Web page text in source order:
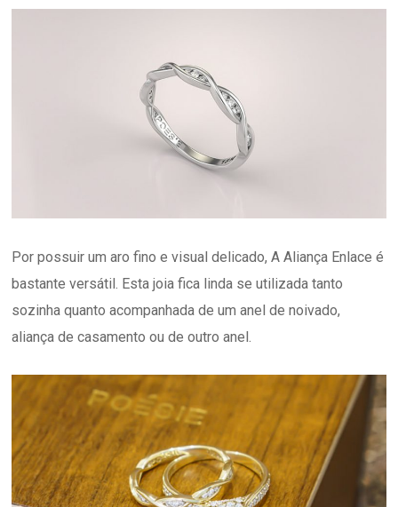
Por possuir um aro fino e visual delicado, A Aliança Enlace é
bastante versátil. Esta joia fica linda se utilizada tanto
sozinha quanto acompanhada de um anel de noivado,
aliança de casamento ou de outro anel.